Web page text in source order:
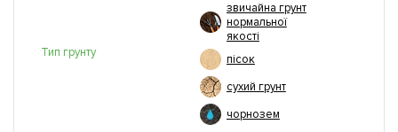
Тип грунту
звичайна грунт
нормальної
якості
пісок
сухий грунт
чорнозем